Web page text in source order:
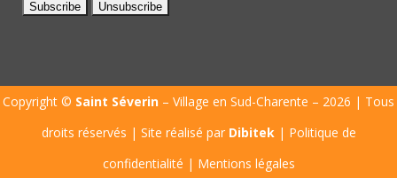
Copyright © Saint Séverin – Village en Sud-Charente – 2026 | Tous
droits réservés | Site réalisé par Dibitek| Politique de
confidentialité | Mentions légales